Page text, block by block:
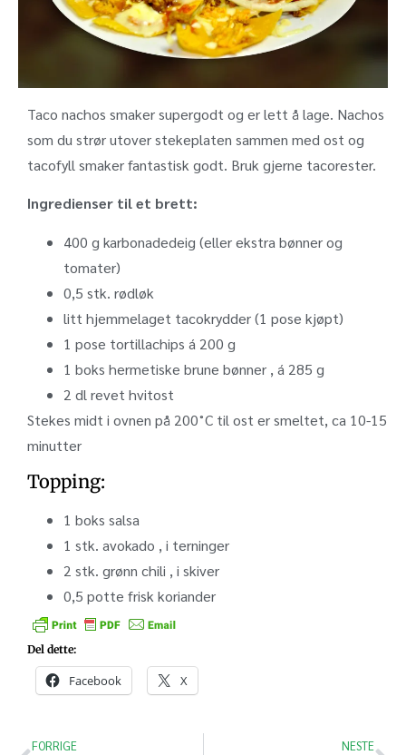
Taco nachos smaker supergodt og er lett å lage. Nachos
som du strør utover stekeplaten sammen med ost og
tacofyll smaker fantastisk godt. Bruk gjerne tacorester.
Ingredienser til et brett:
400 g karbonadedeig (eller ekstra bønner og
tomater)
0,5 stk. rødløk
litt hjemmelaget tacokrydder (1 pose kjøpt)
1 pose tortillachips á 200 g
1 boks hermetiske brune bønner , á 285 g
2 dl revet hvitost
Stekes midt i ovnen på 200˚C til ost er smeltet, ca 10-15
minutter
Topping:
1 boks salsa
1 stk. avokado , i terninger
2 stk. grønn chili , i skiver
0,5 potte frisk koriander
Del dette:
Facebook X
FORRIGE NESTE